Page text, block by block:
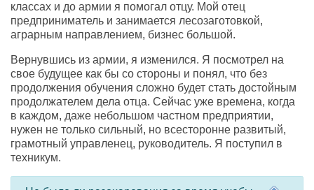
классах и до армии я помогал отцу. Мой отец
предприниматель и занимается лесозаготовкой,
аграрным направлением, бизнес большой.
Вернувшись из армии, я изменился. Я посмотрел на
свое будущее как бы со стороны и понял, что без
продолжения обучения сложно будет стать достойным
продолжателем дела отца. Сейчас уже времена, когда
в каждом, даже небольшом частном предприятии,
нужен не только сильный, но всесторонне развитый,
грамотный управленец, руководитель. Я поступил в
техникум.